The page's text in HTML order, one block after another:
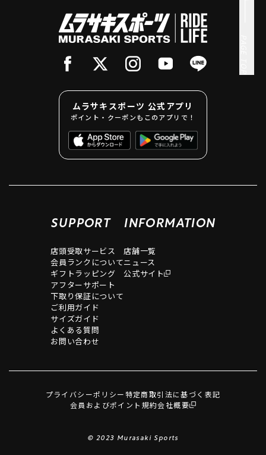
ムラサキスポーツ 公式アプリ
ポイント・クーポンもこのアプリで！
SUPPORT
店頭受取サービス
会員ランクについて
ギフトラッピング
アフターサポート
下取り保証について
ご利用ガイド
サイズガイド
よくある質問
お問い合わせ
INFORMATION
店舗一覧
ニュース
公式サイト
プライバシーポリシー特定商取引法に基づく表記
会員およびポイント規約会社概要
© 2023 Murasaki Sports